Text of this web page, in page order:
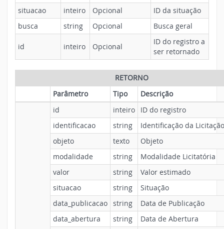
situacao
inteiro Opcional
ID da situação
busca
string Opcional Busca geral
id inteiro Opcional
ID do registro a
ser retornado
RETORNO
Parâmetro
Tipo Descrição
id inteiro
ID do registro
identificacao
string
Identificação da Licitação
objeto
texto
Objeto
modalidade
string
Modalidade Licitatória
valor
string
Valor estimado
situacao
string
Situação
data_publicacao string
Data de Publicação
data_abertura
string
Data de Abertura